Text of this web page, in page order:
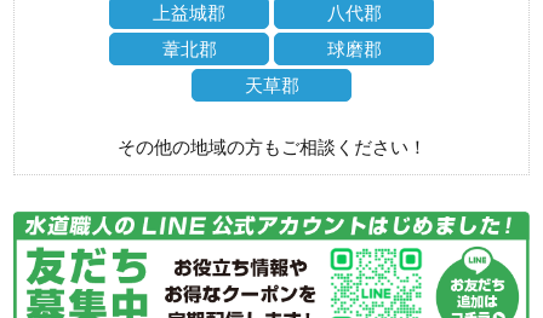
上益城郡
八代郡
葦北郡
球磨郡
天草郡
その他の地域の方もご相談ください！